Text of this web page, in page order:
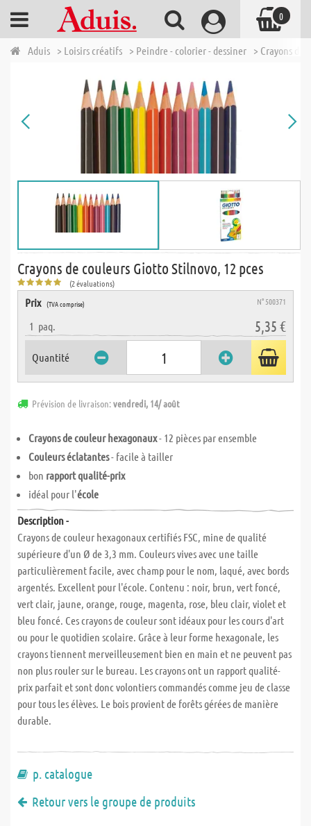
Aduis > Loisirs créatifs > Peindre - colorier - dessiner > Crayons de
Crayons de couleurs Giotto Stilnovo, 12 pces
(2 évaluations)
Prix (TVA comprise) N° 500371
1 paq. 5,35 €
Quantité
Prévision de livraison:vendredi, 14/ août
Crayons de couleur hexagonaux- 12 pièces par ensemble
Couleurs éclatantes- facile à tailler
bon rapport qualité-prix
idéal pour l'école
Description -
Crayons de couleur hexagonaux certifiés FSC, mine de qualité
supérieure d'un Ø de 3,3 mm. Couleurs vives avec une taille
particulièrement facile, avec champ pour le nom, laqué, avec bords
argentés. Excellent pour l'école. Contenu : noir, brun, vert foncé,
vert clair, jaune, orange, rouge, magenta, rose, bleu clair, violet et
bleu foncé. Ces crayons de couleur sont idéaux pour les cours d'art
ou pour le quotidien scolaire. Grâce à leur forme hexagonale, les
crayons tiennent merveilleusement bien en main et ne peuvent pas
non plus rouler sur le bureau. Les crayons ont un rapport qualité-
prix parfait et sont donc volontiers commandés comme jeu de classe
pour tous les élèves. Le bois provient de forêts gérées de manière
durable.
p. catalogue
Retour vers le groupe de produits
0